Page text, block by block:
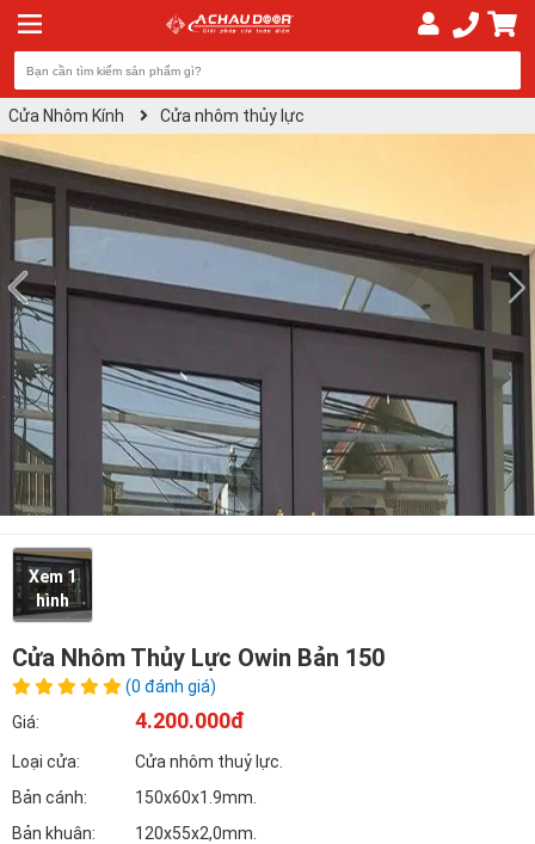
Cửa Nhôm Kính Cửa nhôm thủy lực
Xem 1
hình
Cửa Nhôm Thủy Lực Owin Bản 150
(0 đánh giá)
Giá:
4.200.000đ
Loại cửa:
Cửa nhôm thuỷ lực.
Bản cánh:
150x60x1.9mm.
Bản khuân:
120x55x2,0mm.